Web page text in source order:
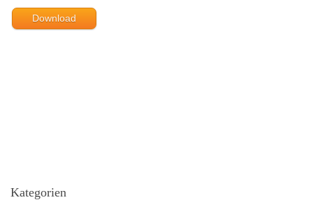
Download
Kategorien